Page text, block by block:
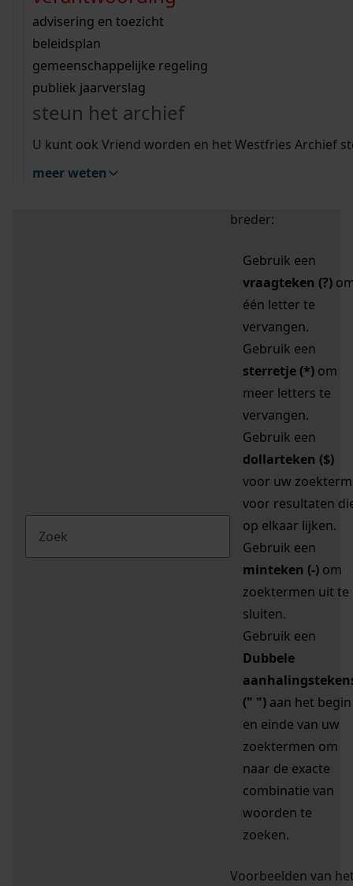
bouwvergunningen
omgevingsvergunningen
vergunningen
beeld en geluid
uitleg nodig?
Wij helpen u op weg met een aantal zoektips.
bekijk alle zoektips
Wij helpen u op weg met een aantal zoektips.
bekijk alle zoektips
bekijk ons geschiedenislokaal
advisering en toezicht
beleidsplan
gemeenschappelijke regeling
publiek jaarverslag
steun het archief
U kunt ook Vriend worden en het Westfries Archief
meer weten
zoektips
Mijn Studiezaal (inloggen)
uw zoekopdracht te
breder:
Gebruik een
vraagteken (?)
één letter te
vervangen.
Gebruik een
sterretje (*) om
meer letters te
vervangen.
Gebruik een
dollarteken ($)
voor uw zoekterm
voor resultaten
op elkaar lijken.
Gebruik een
minteken (-) om
zoektermen uit te
sluiten.
Gebruik een
Dubbele
(" ") aan het begin
en einde van uw
zoektermen om
naar de exacte
combinatie van
woorden te
zoeken.
Voorbeelden van